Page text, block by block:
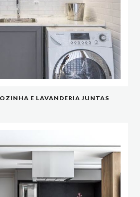
E LAVANDERIA JUNTAS